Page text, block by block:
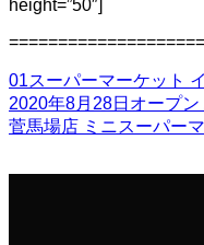
height=”50″]
01スーパーマーケット
2020年8月28日オープン
菅馬場店 ミニスーパー